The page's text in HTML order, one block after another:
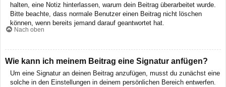
halten, eine Notiz hinterlassen, warum dein Beitrag überarbeitet wurde.
Bitte beachte, dass normale Benutzer einen Beitrag nicht löschen
können, wenn bereits jemand darauf geantwortet hat.
Nach oben
Wie kann ich meinem Beitrag eine Signatur anfügen?
Um eine Signatur an deinen Beitrag anzufügen, musst du zunächst eine
solche in den Einstellungen in deinem persönlichen Bereich entwerfen.